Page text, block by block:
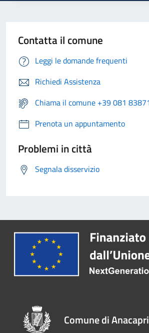
Contatta il comune
Leggi le domande frequenti
Richiedi Assistenza
Chiama il comune +39 081
Prenota un appuntamento
Problemi in città
Segnala disservizio
Comune di Anacapri